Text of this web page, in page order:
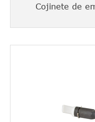
Cojinete de